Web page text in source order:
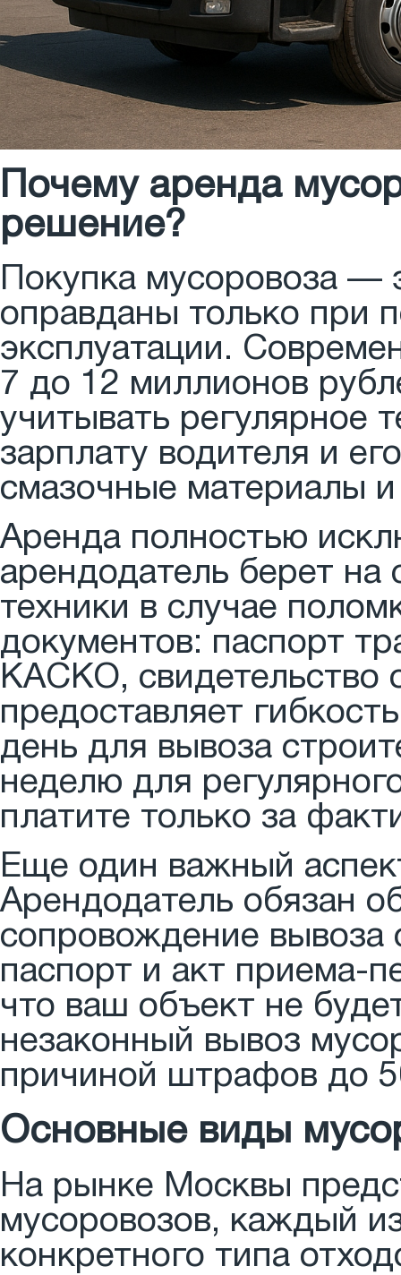
Почему аренда
решение?
Покупка мусоровоза —
оправданы только при
эксплуатации.
7 до 12 миллионов
учитывать регулярное
зарплату водителя и
смазочные материалы и
Аренда полностью
арендодатель берет
техники в случае
документов: паспорт
КАСКО, свидетельство
предоставляет
день для вывоза
неделю для
платите только за
Еще один важный
Арендодатель обязан
сопровождение вывоза
паспорт и акт приема-
что ваш объект не
незаконный вывоз
причиной штрафов до
Основные виды
На рынке Москвы
мусоровозов, каждый
конкретного типа